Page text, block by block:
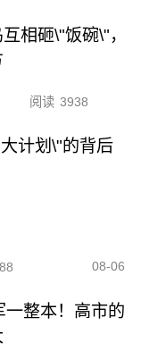
相砸\"饭碗\"，
阅读 3938
计划\"的背后
08-06
整本！高市的